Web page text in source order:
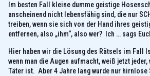
Im besten Fall kleine dumme geistige
anscheinend nicht lebensfähig sind, die nur
treiben, wenn sie sich von der Hand ihres
entfernen, also „ihm“, also wer? Ich … sags
Hier haben wir die Lösung des Rätsels im Fall
wenn man die Augen aufmacht, weiß jetzt jeder,
Täter ist. Aber 4 Jahre lang wurde nur hirnlose